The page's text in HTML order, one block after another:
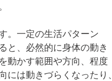
。一定の生活パターン
と、必然的に身体の動き
動かす範囲や方向、程度
は動きづらくなったり、